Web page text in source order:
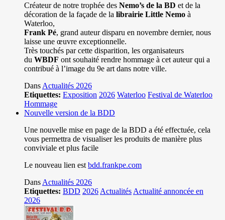
Créateur de notre trophée des Nemo’s de la BD et de la
décoration de la façade de la librairie Little Nemo à
Waterloo,
Frank Pé, grand auteur disparu en novembre dernier, nous
laisse une œuvre exceptionnelle.
Très touchés par cette disparition, les organisateurs
du WBDF ont souhaité rendre hommage à cet auteur qui a
contribué à l’image du 9e art dans notre ville.
Dans Actualités 2026
Etiquettes: Exposition 2026 Waterloo Festival de Waterloo
Hommage
Nouvelle version de la BDD
Une nouvelle mise en page de la BDD a été effectuée, cela
vous permettra de visualiser les produits de manière plus
conviviale et plus facile
Le nouveau lien est bdd.frankpe.com
Dans Actualités 2026
Etiquettes: BDD 2026 Actualités Actualité annoncée en
2026